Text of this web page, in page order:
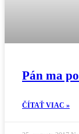
Pán ma
ČÍTAŤ VIAC »